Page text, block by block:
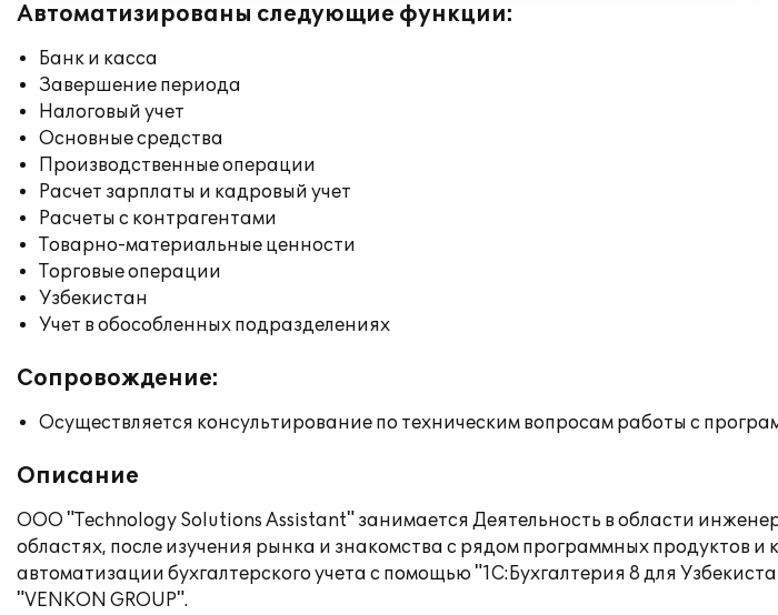
Автоматизированы следующие функции:
Банк и касса
Завершение периода
Налоговый учет
Основные средства
Производственные операции
Расчет зарплаты и кадровый учет
Расчеты с контрагентами
Товарно-материальные ценности
Торговые операции
Узбекистан
Учет в обособленных подразделениях
Сопровождение:
Осуществляется консультирование по техническим вопросам работы с
Описание
ООО "Technology Solutions Assistant" занимается Деятельность в области
областях, после изучения рынка и знакомства с рядом программных
автоматизации бухгалтерского учета с помощью "1С:Бухгалтерия 8 для
"VENKON GROUP".